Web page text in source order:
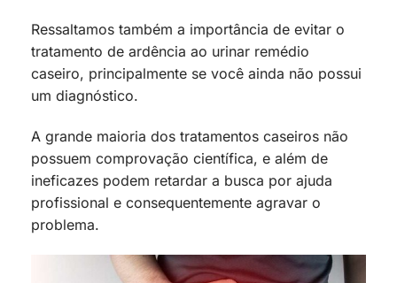
Ressaltamos também a importância de evitar o
tratamento de ardência ao urinar remédio
caseiro, principalmente se você ainda não possui
um diagnóstico.
A grande maioria dos tratamentos caseiros não
possuem comprovação científica, e além de
ineficazes podem retardar a busca por ajuda
profissional e consequentemente agravar o
problema.